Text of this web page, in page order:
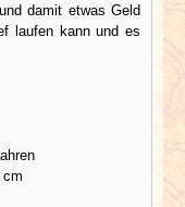
damit etwas Geld
laufen kann und es
cm